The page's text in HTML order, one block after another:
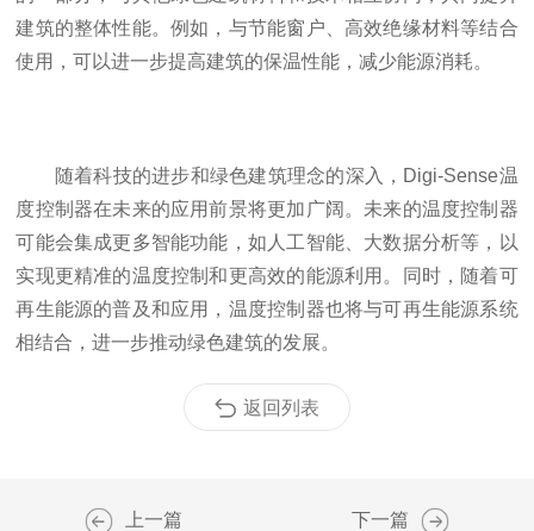
建筑的整体性能。例如，与节能窗户、高效绝缘材料等结合
使用，可以进一步提高建筑的保温性能，减少能源消耗。
随着科技的进步和绿色建筑理念的深入，Digi-Sense温
度控制器在未来的应用前景将更加广阔。未来的温度控制器
可能会集成更多智能功能，如人工智能、大数据分析等，以
实现更精准的温度控制和更高效的能源利用。同时，随着可
再生能源的普及和应用，温度控制器也将与可再生能源系统
相结合，进一步推动绿色建筑的发展。
返回列表
上一篇 下一篇